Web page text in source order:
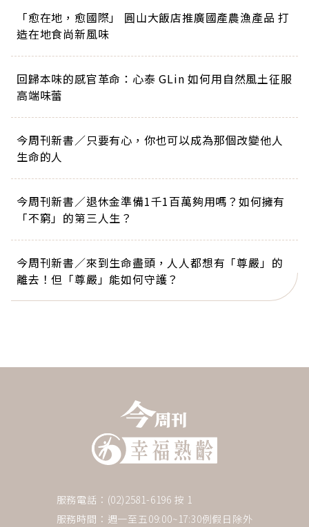
「愈在地，愈國際」 圓山大飯店推廣國產農漁產品 打
造在地食尚新風味
回歸本味的感官革命：心泰 GLin 如何用自然風土征服
高端味蕾
今周刊新書／只要有心，你也可以成為那個改變他人
生命的人
今周刊新書／退休金準備1千1百萬夠用嗎？如何擁有
「不窮」的第三人生？
今周刊新書／來到生命盡頭，人人都想有「尊嚴」的
離去！但「尊嚴」能如何守護？
服務電話：(02)2581-6196 按 1
服務時間：週一至五09:00~17:30例假日除外